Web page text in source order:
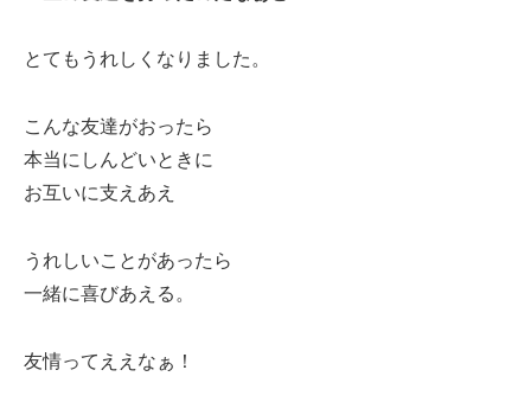
とてもうれしくなりました。
こんな友達がおったら
本当にしんどいときに
お互いに支えあえ
うれしいことがあったら
一緒に喜びあえる。
友情ってええなぁ！